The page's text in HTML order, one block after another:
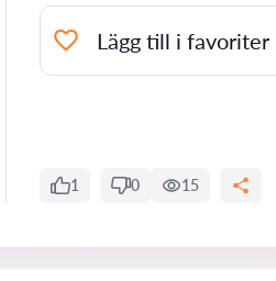
Lägg till i favoriter
1 0 15